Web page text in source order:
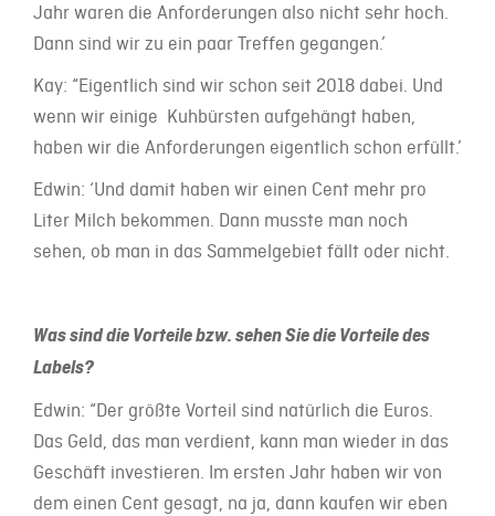
Jahr waren die Anforderungen also nicht sehr hoch.
Dann sind wir zu ein paar Treffen gegangen.’
Kay: “Eigentlich sind wir schon seit 2018 dabei. Und
wenn wir einige Kuhbürsten aufgehängt haben,
haben wir die Anforderungen eigentlich schon erfüllt.’
Edwin: ‘Und damit haben wir einen Cent mehr pro
Liter Milch bekommen. Dann musste man noch
sehen, ob man in das Sammelgebiet fällt oder nicht.
Was sind die Vorteile bzw. sehen Sie die Vorteile des
Labels?
Edwin: “Der größte Vorteil sind natürlich die Euros.
Das Geld, das man verdient, kann man wieder in das
Geschäft investieren. Im ersten Jahr haben wir von
dem einen Cent gesagt, na ja, dann kaufen wir eben